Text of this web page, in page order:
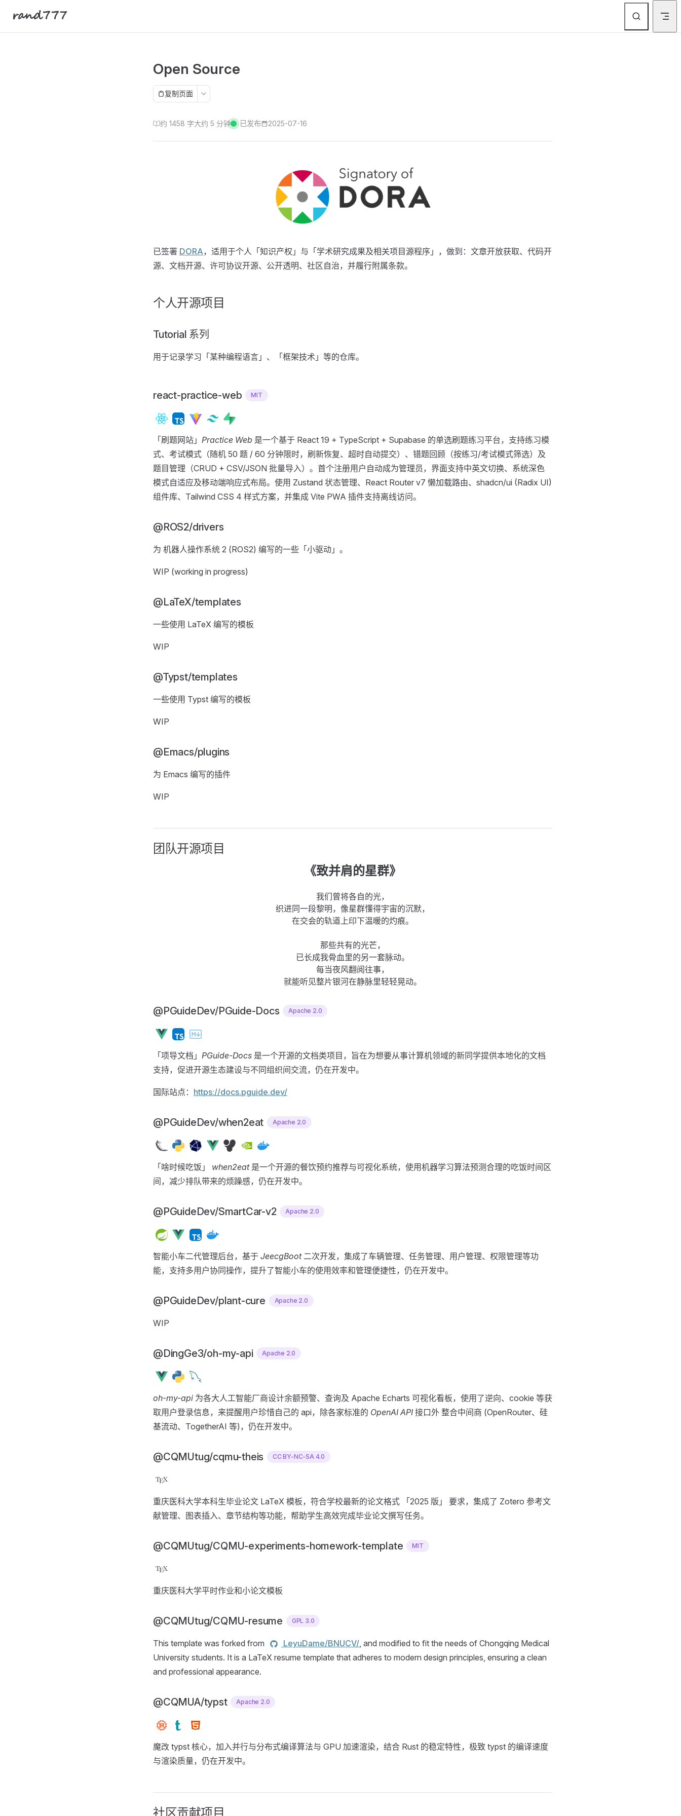
Skip to content
rand777
Open Source
复制页面
约 1458 字大约 5 分钟 已发布 2025-07-16
已签署 DORA，适用于个人「知识产权」与「学术研究成果及相关项目源程序」，做到：文章开放获取、代码开
源、文档开源、许可协议开源、公开透明、社区自治，并履行附属条款。
个人开源项目
Tutorial 系列
用于记录学习「某种编程语言」、「框架技术」等的仓库。
react-practice-web MIT
「刷题网站」 Practice Web 是一个基于 React 19 + TypeScript + Supabase 的单选刷题练习平台，支持练习模
式、考试模式（随机 50 题 / 60 分钟限时，刷新恢复、超时自动提交）、错题回顾（按练习/考试模式筛选）及
题目管理（CRUD + CSV/JSON 批量导入）。首个注册用户自动成为管理员，界面支持中英文切换、系统深色
模式自适应及移动端响应式布局。使用 Zustand 状态管理、React Router v7 懒加载路由、shadcn/ui (Radix UI)
组件库、Tailwind CSS 4 样式方案，并集成 Vite PWA 插件支持离线访问。
@ROS2/drivers
为 机器人操作系统 2 (ROS2) 编写的一些「小驱动」。
WIP (working in progress)
@LaTeX/templates
一些使用 LaTeX 编写的模板
WIP
@Typst/templates
一些使用 Typst 编写的模板
WIP
@Emacs/plugins
为 Emacs 编写的插件
WIP
团队开源项目
《致并肩的星群》
我们曾将各自的光，
织进同一段黎明，像星群懂得宇宙的沉默，
在交会的轨道上印下温暖的灼痕。
那些共有的光芒，
已长成我骨血里的另一套脉动。
每当夜风翻阅往事，
就能听见整片银河在静脉里轻轻晃动。
@PGuideDev/PGuide-Docs Apache 2.0
「项导文档」 PGuide-Docs 是一个开源的文档类项目，旨在为想要从事计算机领域的新同学提供本地化的文档
支持，促进开源生态建设与不同组织间交流，仍在开发中。
国际站点： https://docs.pguide.dev/
@PGuideDev/when2eat Apache 2.0
「啥时候吃饭」 when2eat是一个开源的餐饮预约推荐与可视化系统，使用机器学习算法预测合理的吃饭时间区
间，减少排队带来的烦躁感，仍在开发中。
@PGuideDev/SmartCar-v2 Apache 2.0
智能小车二代管理后台，基于 JeecgBoot二次开发，集成了车辆管理、任务管理、用户管理、权限管理等功
能，支持多用户协同操作，提升了智能小车的使用效率和管理便捷性，仍在开发中。
@PGuideDev/plant-cure Apache 2.0
WIP
@DingGe3/oh-my-api Apache 2.0
oh-my-api 为各大人工智能厂商设计余额预警、查询及 Apache Echarts 可视化看板，使用了逆向、cookie 等获
取用户登录信息，来提醒用户珍惜自己的 api，除各家标准的 OpenAI API 接口外 整合中间商 (OpenRouter、硅
基流动、TogetherAI 等)，仍在开发中。
@CQMUtug/cqmu-theis CC BY-NC-SA 4.0
重庆医科大学本科生毕业论文 LaTeX 模板，符合学校最新的论文格式 「2025 版」 要求，集成了 Zotero 参考文
献管理、图表插入、章节结构等功能，帮助学生高效完成毕业论文撰写任务。
@CQMUtug/CQMU-experiments-homework-template MIT
重庆医科大学平时作业和小论文模板
@CQMUtug/CQMU-resume GPL 3.0
This template was forked from LeyuDame/BNUCV/, and modified to fit the needs of Chongqing Medical
University students. It is a LaTeX resume template that adheres to modern design principles, ensuring a clean
and professional appearance.
@CQMUA/typst Apache 2.0
魔改 typst 核心，加入并行与分布式编译算法与 GPU 加速渲染，结合 Rust 的稳定特性，极致 typst 的编译速度
与渲染质量，仍在开发中。
社区贡献项目